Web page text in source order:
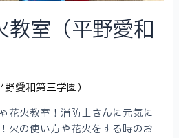
教室（平野愛和
野愛和第三学園）
花火教室！消防士さんに元気に
火の使い方や花火をする時のお